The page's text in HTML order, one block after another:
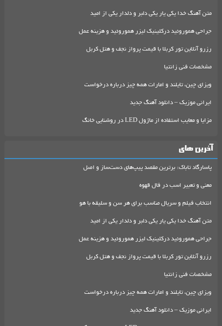
متن آهنگ خدا یکی یار یکی دلبر و دلدار یکی از امید
جراحی هموروئید درکلینیک لیزر هموروئید و هزینه عمل
رزرو آنلاین تور کربلا با قیمت پرواز نجف و هتل کربل
مشخصات فنی زانتیا
ویزای چین، تایلند و امارات همه چیز درباره درخواست
ایرانی موزیک – دانلود آهنگ جدید
مزایا و معایب استفاده از ماژول LED در روشنایی خانگ
آخرین های
پاسارگاد تاباک: برترین مقصد پیپ‌های دست‌ساز و اصل
معنی و تعبیر اسب در فال قهوه
انتخاب فیلم و سریال مناسب برای هر سن و سلیقه با هو
متن آهنگ خدا یکی یار یکی دلبر و دلدار یکی از امید
جراحی هموروئید درکلینیک لیزر هموروئید و هزینه عمل
رزرو آنلاین تور کربلا با قیمت پرواز نجف و هتل کربل
مشخصات فنی زانتیا
ویزای چین، تایلند و امارات همه چیز درباره درخواست
ایرانی موزیک – دانلود آهنگ جدید